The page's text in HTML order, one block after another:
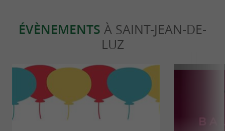
ÉVÈNEMENTS À SAINT-JEAN-DE-
LUZ